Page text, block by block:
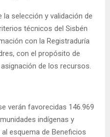
la selección y validación de
técnicos del Sisbén
con la Registraduría
con el propósito de
de los recursos.
verán favorecidas 146.969
indígenas y
esquema de Beneficios